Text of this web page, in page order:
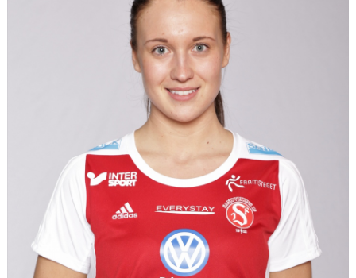
INTRESSEANMÄLAN LEDARE